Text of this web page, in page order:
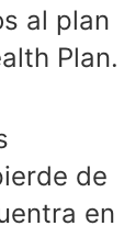
al plan
Plan.
de
en